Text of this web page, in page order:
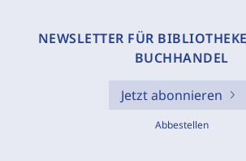
NEWSLETTER FÜR
BUCHHANDEL
Jetzt abonnieren
Abbestellen